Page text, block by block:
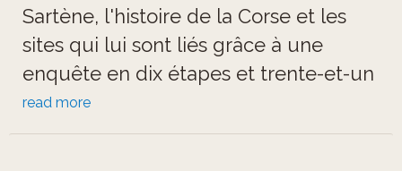
Sartène, l'histoire de la Corse et les
sites qui lui sont liés grâce à une
enquête en dix étapes et trente-et-un
défis ludiques.
read more